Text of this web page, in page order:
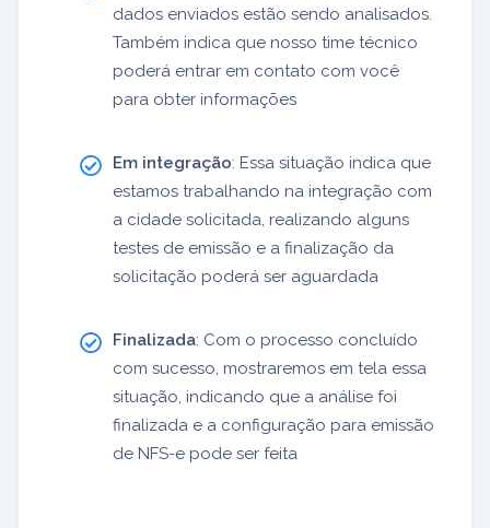
dados enviados estão sendo analisados.
Também indica que nosso time técnico
poderá entrar em contato com você
para obter informações
Em integração: Essa situação indica que
estamos trabalhando na integração com
a cidade solicitada, realizando alguns
testes de emissão e a finalização da
solicitação poderá ser aguardada
Finalizada: Com o processo concluído
com sucesso, mostraremos em tela essa
situação, indicando que a análise foi
finalizada e a configuração para emissão
de NFS-e pode ser feita